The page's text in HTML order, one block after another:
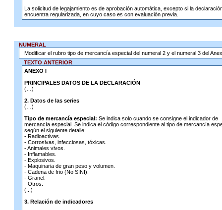
La solicitud de legajamiento es de aprobación automática, excepto si la
encuentra regularizada, en cuyo caso es con evaluación previa.
NUMERAL
Modificar el rubro tipo de mercancía especial del numeral 2 y el numeral 3 del
TEXTO ANTERIOR
ANEXO I
PRINCIPALES DATOS DE LA DECLARACIÓN
(…)
2. Datos de las series
(…)
Tipo de mercancía especial: Se indica solo cuando se consigne el indicador de
mercancía especial. Se indica el código correspondiente al tipo de mercancía
según el siguiente detalle:
- Radioactivas.
- Corrosivas, infecciosas, tóxicas.
- Animales vivos.
- Inflamables.
- Explosivos.
- Maquinaria de gran peso y volumen.
- Cadena de frio (No SINI).
- Granel.
- Otros.
(...)
3. Relación de indicadores